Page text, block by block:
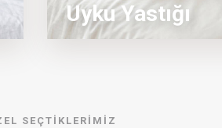
Uyku Yastığı
SEÇTİKLERİMİZ